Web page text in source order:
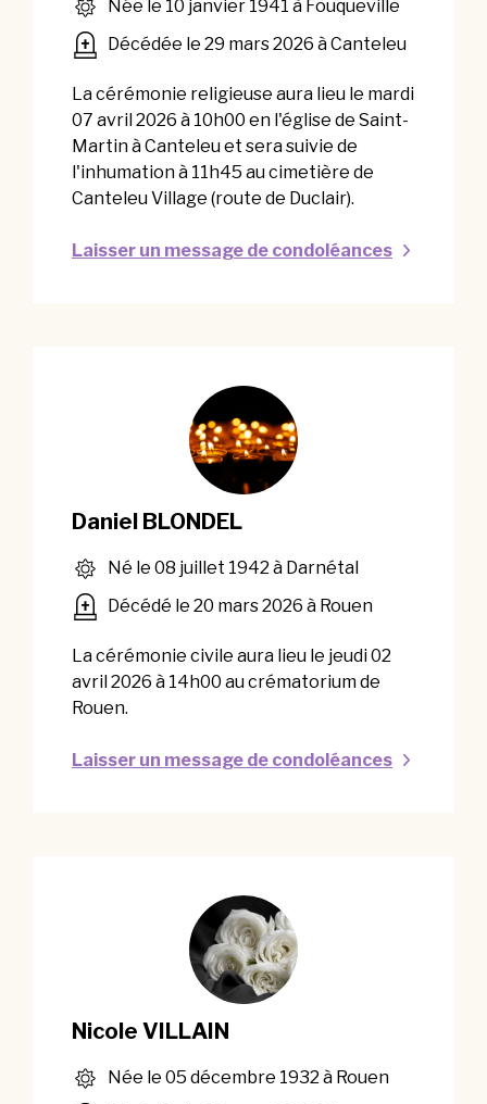
Née le 10 janvier 1941 à Fouqueville
Décédée le 29 mars 2026 à Canteleu
La cérémonie religieuse aura lieu le mardi
07 avril 2026 à 10h00 en l'église de Saint-
Martin à Canteleu et sera suivie de
l'inhumation à 11h45 au cimetière de
Canteleu Village (route de Duclair).
Laisser un message de condoléances
Daniel BLONDEL
Né le 08 juillet 1942 à Darnétal
Décédé le 20 mars 2026 à Rouen
La cérémonie civile aura lieu le jeudi 02
avril 2026 à 14h00 au crématorium de
Rouen.
Laisser un message de condoléances
Nicole VILLAIN
Née le 05 décembre 1932 à Rouen